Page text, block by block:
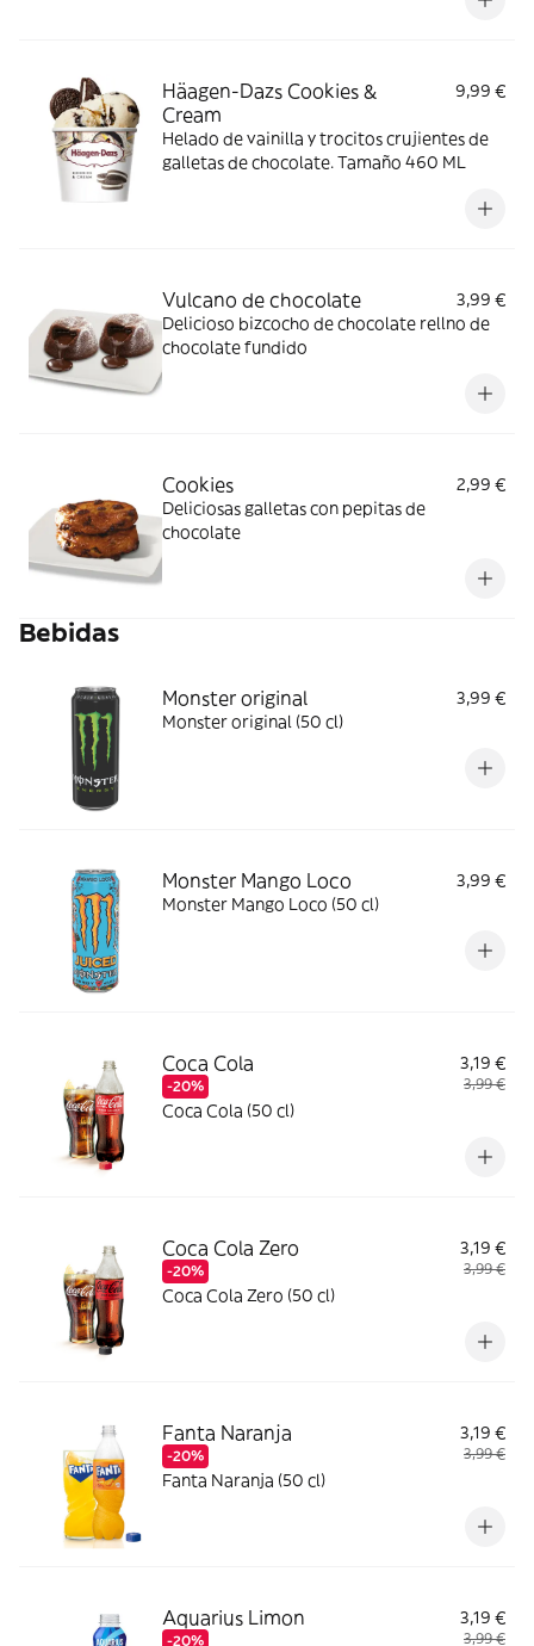
Häagen-Dazs Cookies &
Cream
9,99 €
Helado de vainilla y trocitos crujientes de
galletas de chocolate. Tamaño 460 ML
Vulcano de chocolate
3,99 €
Delicioso bizcocho de chocolate rellno de
chocolate fundido
Cookies
2,99 €
Deliciosas galletas con pepitas de
chocolate
Bebidas
Monster original
3,99 €
Monster original (50 cl)
Monster Mango Loco
3,99 €
Monster Mango Loco (50 cl)
Coca Cola
-20%
3,19 €
3,99 €
Coca Cola (50 cl)
Coca Cola Zero
-20%
3,19 €
3,99 €
Coca Cola Zero (50 cl)
Fanta Naranja
-20%
3,19 €
3,99 €
Fanta Naranja (50 cl)
Aquarius Limon
-20%
3,19 €
3,99 €